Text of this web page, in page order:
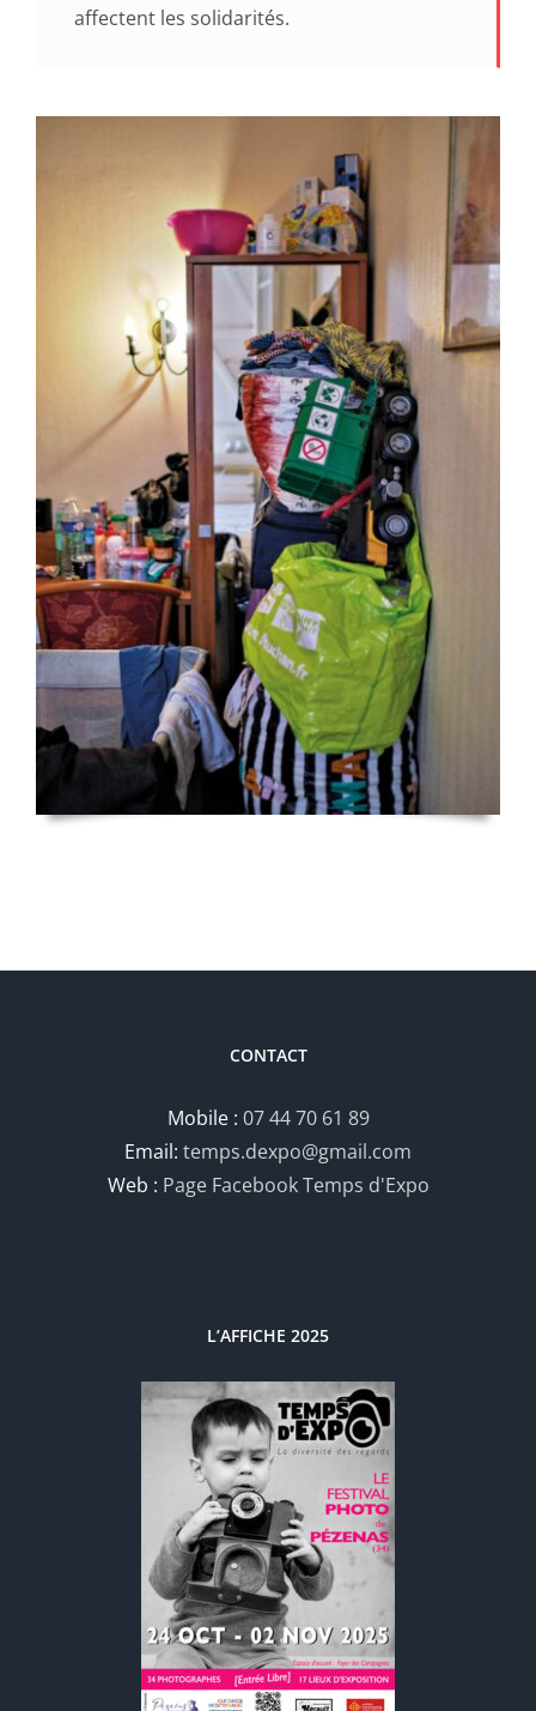
affectent les solidarités.
CONTACT
Mobile : 07 44 70 61 89
Email: temps.dexpo@gmail.com
Web : Page Facebook Temps d'Expo
L’AFFICHE 2025